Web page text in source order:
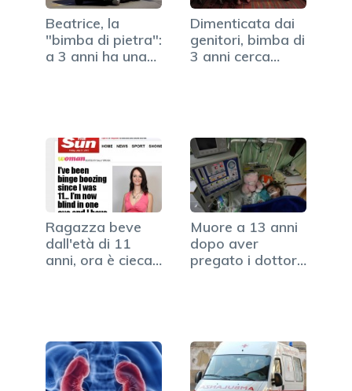
Beatrice, la
"bimba di pietra":
a 3 anni ha una…
Dimenticata dai
genitori, bimba di
3 anni cerca…
Ragazza beve
dall'età di 11
anni, ora è cieca
Muore a 13 anni
dopo aver
pregato i dottori